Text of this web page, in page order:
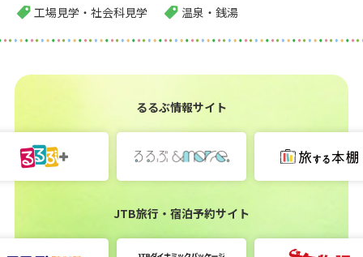
工場見学・社会科見学
温泉・銭湯
るるぶ情報サイト
JTB旅行・宿泊予約サイト